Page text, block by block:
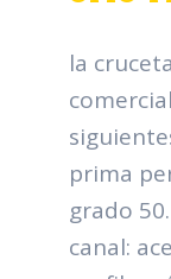
la
prima
grado
canal: